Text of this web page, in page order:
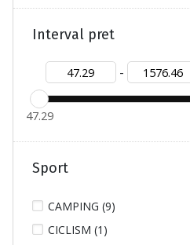
38/40 (4)
39 (18)
40 (24)
40 1/2 (7)
44/46 (2)
Interval pret
-
47.29
Sport
CAMPING (9)
CICLISM (1)